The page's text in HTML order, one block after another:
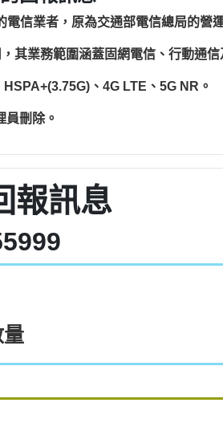
信業者，原為交通部電信總局的營
其業務範圍涵蓋固網電信、行動通信
、4G LTE、5G NR。
刪除。
報訊息